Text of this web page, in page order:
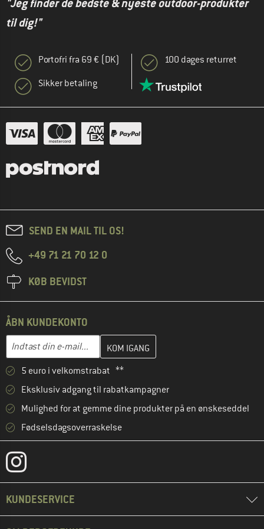
"Jeg finder de bedste & nyeste outdoor-produkter
til dig!"
Portofri fra 69 € (DK)
Sikker betaling
100 dages returret
SEND EN MAIL TIL OS!
+49 71 21 70 12 0
KØB BEVIDST
ÅBN KUNDEKONTO
E-mail-adresse
Indtast din e-mailadresse her, og opret i næste trin din
5 euro i velkomstrabat **
Eksklusiv adgang til rabatkampagner
Mulighed for at gemme dine produkter på en ønskeseddel
Fødselsdagsoverraskelse
KUNDESERVICE